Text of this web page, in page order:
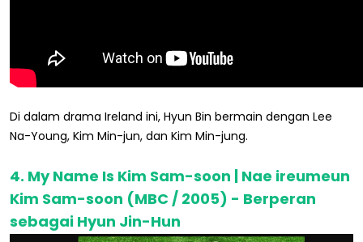
Di dalam drama Ireland ini, Hyun Bin bermain dengan Lee
Na-Young, Kim Min-jun, dan Kim Min-jung.
4. My Name Is Kim Sam-soon | Nae ireumeun
Kim Sam-soon (MBC / 2005) - Berperan
sebagai Hyun Jin-Hun